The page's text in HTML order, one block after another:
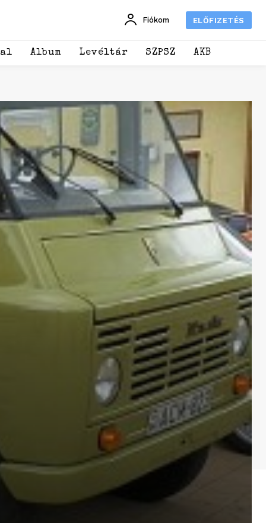
Fiókom ELŐFIZETÉS
Album Levéltár SZPSZ AKB